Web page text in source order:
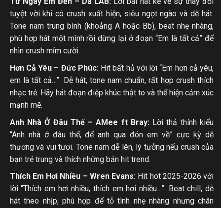
tuyệt vời khi có crush xuất hiện, siêu ngọt ngào và dễ hát.
Tone nam trung bình (khoảng A hoặc Bb), beat nhẹ nhàng,
phù hợp hát một mình rồi dừng lại ở đoạn “Em là tất cả” để
nhìn crush mỉm cười.
Hơn Cả Yêu – Đức Phúc:Hit bất hủ với lời “Em hơn cả yêu,
em là tất cả…”. Dễ hát, tone nam chuẩn, rất hợp crush thích
nhạc trẻ. Hãy hát đoạn điệp khúc thật to và thể hiện cảm xúc
mạnh mẽ.
Anh Nhà Ở Đâu Thế – AMee ft Bray: Lời thả thính kiểu
“Anh nhà ở đâu thế, để anh qua đón em về” cực kỳ dễ
thương và vui tươi. Tone nam dễ lên, lý tưởng nếu crush của
bạn trẻ trung và thích những bản hit trend.
Thích Em Hơi Nhiều – Wren Evans: Hit hot 2025-2026 với
lời “Thích em hơi nhiều, thích em hơi nhiều…”. Beat chill, dễ
hát theo nhịp, phù hợp để tỏ tình nhẹ nhàng nhưng chân